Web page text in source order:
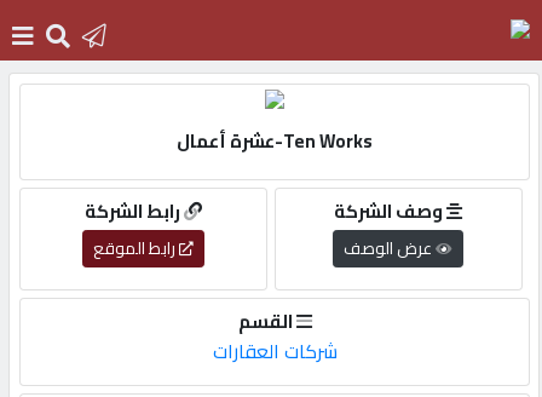
دخول
التسجيل
Ten Works-عشرة أعمال
رابط الشركة
رابط الموقع
وصف الشركة
عرض الوصف
القسم
شركات العقارات